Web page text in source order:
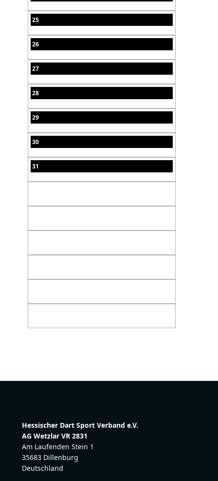
25
26
27
28
29
30
31
Hessischer Dart Sport Verband e.V.
AG Wetzlar VR 2831
Am Laufenden Stein 1
35683 Dillenburg
Deutschland